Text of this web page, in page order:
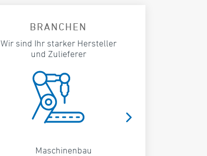
BRANCHEN
Wir sind Ihr starker Hersteller
und Zulieferer
Maschinenbau